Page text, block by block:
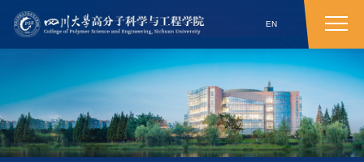
EN